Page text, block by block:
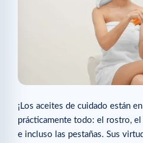
¡Los aceites de cuidado están
prácticamente todo: el rostro, el
e incluso las pestañas. Sus